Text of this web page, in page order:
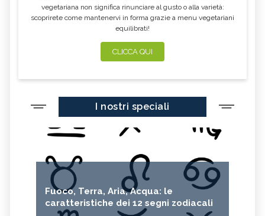
vegetariana non significa rinunciare al gusto o alla varietà:
scoprirete come mantenervi in forma grazie a menu vegetariani
equilibrati!
CLICCA QUI
I nostri speciali
Fuoco, Terra, Aria, Acqua: le
caratteristiche dei 12 segni zodiacali